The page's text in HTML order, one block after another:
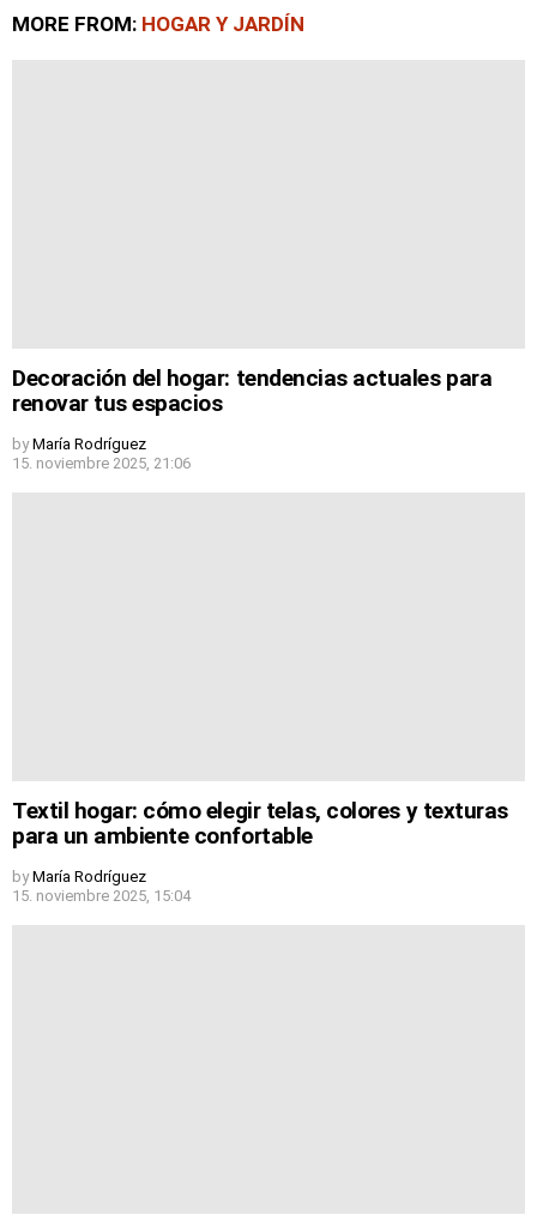
MORE FROM: HOGAR Y JARDÍN
Decoración del hogar: tendencias actuales para
renovar tus espacios
by María Rodríguez
15. noviembre 2025, 21:06
Textil hogar: cómo elegir telas, colores y texturas
para un ambiente confortable
by María Rodríguez
15. noviembre 2025, 15:04